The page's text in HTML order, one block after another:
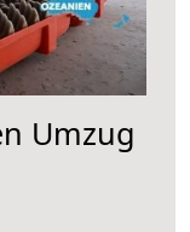
Umzug